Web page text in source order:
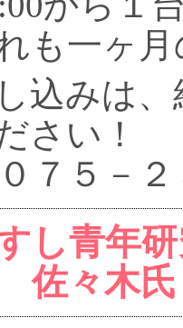
も一ヶ
込みは
さい！
７５－
し青年
佐々木氏